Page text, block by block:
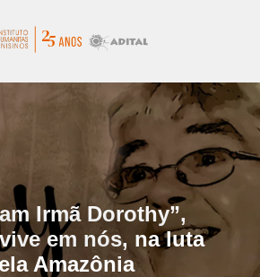
Irmã Dorothy”,
em nós, na luta
Amazônia